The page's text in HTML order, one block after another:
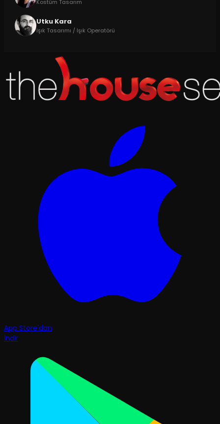
Kostüm Tasarım
Utku Kara
Işık Tasarımı / Işık Operatörü
App Store'dan
İndir